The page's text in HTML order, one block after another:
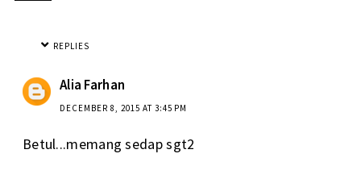
REPLIES
Alia Farhan
DECEMBER 8, 2015 AT 3:45 PM
Betul...memang sedap sgt2